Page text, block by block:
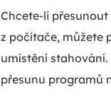
Chcete-li
z počítače, můžete
umístění stahování.
přesunu programů